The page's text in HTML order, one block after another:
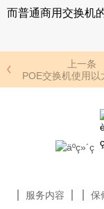
而普通商用交换机
上一条
POE交换机使用
服务内容 保